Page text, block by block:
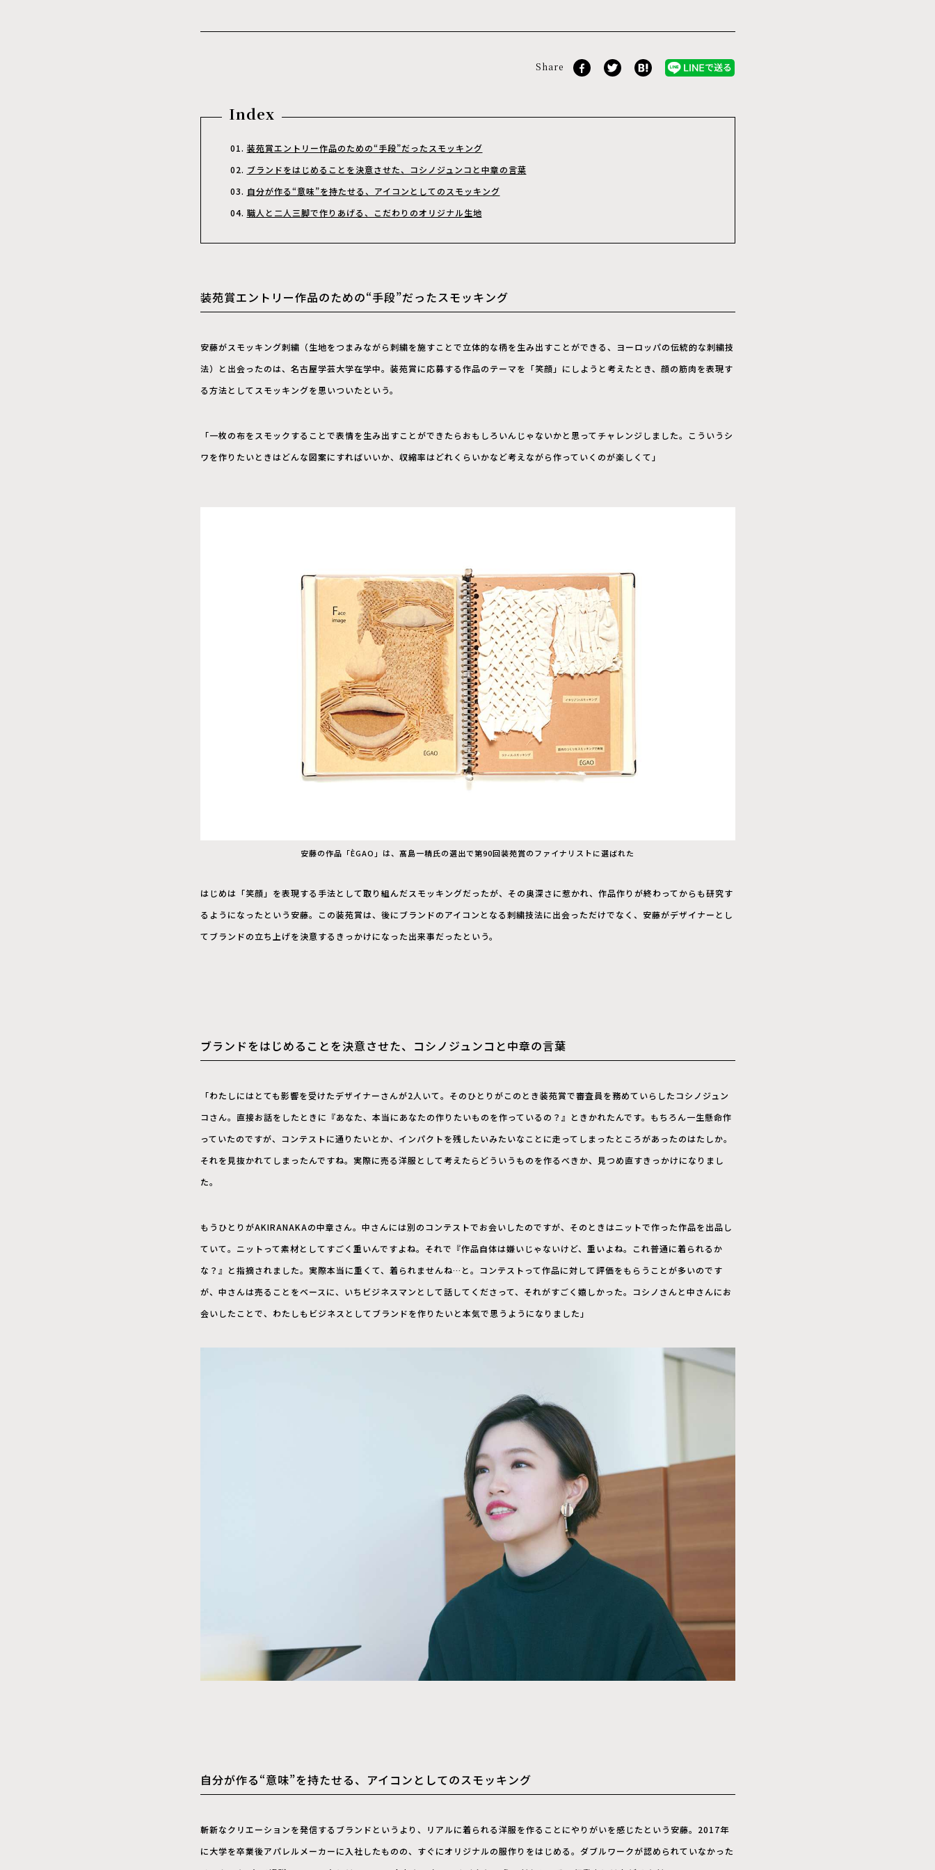
Share
Index
装苑賞エントリー作品のための“手段”だったスモッキング
ブランドをはじめることを決意させた、コシノジュンコと中章の言葉
自分が作る“意味”を持たせる、アイコンとしてのスモッキング
職人と二人三脚で作りあげる、こだわりのオリジナル生地
装苑賞エントリー作品のための“手段”だったスモッキング
安藤がスモッキング刺繍（生地をつまみながら刺繍を施すことで立体的な柄を生み出すことができる、ヨーロッパの伝統的な刺繍技
法）と出会ったのは、名古屋学芸大学在学中。装苑賞に応募する作品のテーマを「笑顔」にしようと考えたとき、顔の筋肉を表現す
る方法としてスモッキングを思いついたという。
「一枚の布をスモックすることで表情を生み出すことができたらおもしろいんじゃないかと思ってチャレンジしました。こういうシ
ワを作りたいときはどんな図案にすればいいか、収縮率はどれくらいかなど考えながら作っていくのが楽しくて」
安藤の作品「ÈGAO」は、髙島一精氏の選出で第90回装苑賞のファイナリストに選ばれた
はじめは「笑顔」を表現する手法として取り組んだスモッキングだったが、その奥深さに惹かれ、作品作りが終わってからも研究す
るようになったという安藤。この装苑賞は、後にブランドのアイコンとなる刺繍技法に出会っただけでなく、安藤がデザイナーとし
てブランドの立ち上げを決意するきっかけになった出来事だったという。
ブランドをはじめることを決意させた、コシノジュンコと中章の言葉
「わたしにはとても影響を受けたデザイナーさんが2人いて。そのひとりがこのとき装苑賞で審査員を務めていらしたコシノジュン
コさん。直接お話をしたときに『あなた、本当にあなたの作りたいものを作っているの？』ときかれたんです。もちろん一生懸命作
っていたのですが、コンテストに通りたいとか、インパクトを残したいみたいなことに走ってしまったところがあったのはたしか。
それを見抜かれてしまったんですね。実際に売る洋服として考えたらどういうものを作るべきか、見つめ直すきっかけになりまし
た。
もうひとりがAKIRANAKAの中章さん。中さんには別のコンテストでお会いしたのですが、そのときはニットで作った作品を出品し
ていて。ニットって素材としてすごく重いんですよね。それで『作品自体は嫌いじゃないけど、重いよね。これ普通に着られるか
な？』と指摘されました。実際本当に重くて、着られませんね…と。コンテストって作品に対して評価をもらうことが多いのです
が、中さんは売ることをベースに、いちビジネスマンとして話してくださって、それがすごく嬉しかった。コシノさんと中さんにお
会いしたことで、わたしもビジネスとしてブランドを作りたいと本気で思うようになりました」
自分が作る“意味”を持たせる、アイコンとしてのスモッキング
斬新なクリエーションを発信するブランドというより、リアルに着られる洋服を作ることにやりがいを感じたという安藤。2017年
に大学を卒業後アパレルメーカーに入社したものの、すぐにオリジナルの服作りをはじめる。ダブルワークが認められていなかった